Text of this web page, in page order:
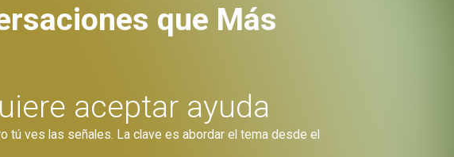
que Más
aceptar ayuda
tú ves las señales. La clave es abordar el tema desde el